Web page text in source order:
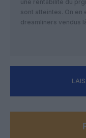
une rentabilité du
sont atteintes. On
dreamliners vendus